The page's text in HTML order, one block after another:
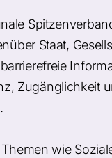
Staat,
Zugänglichkeit
wie